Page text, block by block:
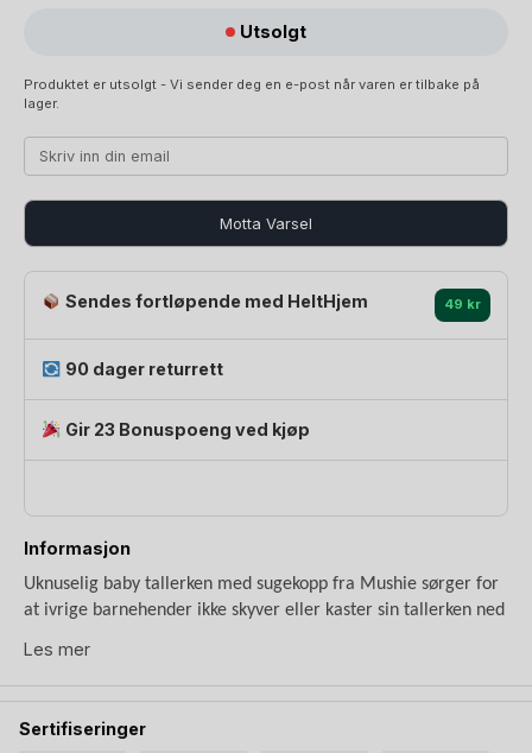
Utsolgt
Produktet er utsolgt - Vi sender deg en e-post når varen er tilbake på
lager.
Motta Varsel
Sendes fortløpende med HeltHjem 49 kr
90 dager returrett
Gir 23 Bonuspoeng ved kjøp
Informasjon
Uknuselig baby tallerken med sugekopp fra Mushie sørger for
at ivrige barnehender ikke skyver eller kaster sin tallerken ned
for et variert og fargerikt måltid, hvor smaker, farger og
mye lære bak å kunne smake ingrediensene et måltid består av
Les mer
Sertifiseringer